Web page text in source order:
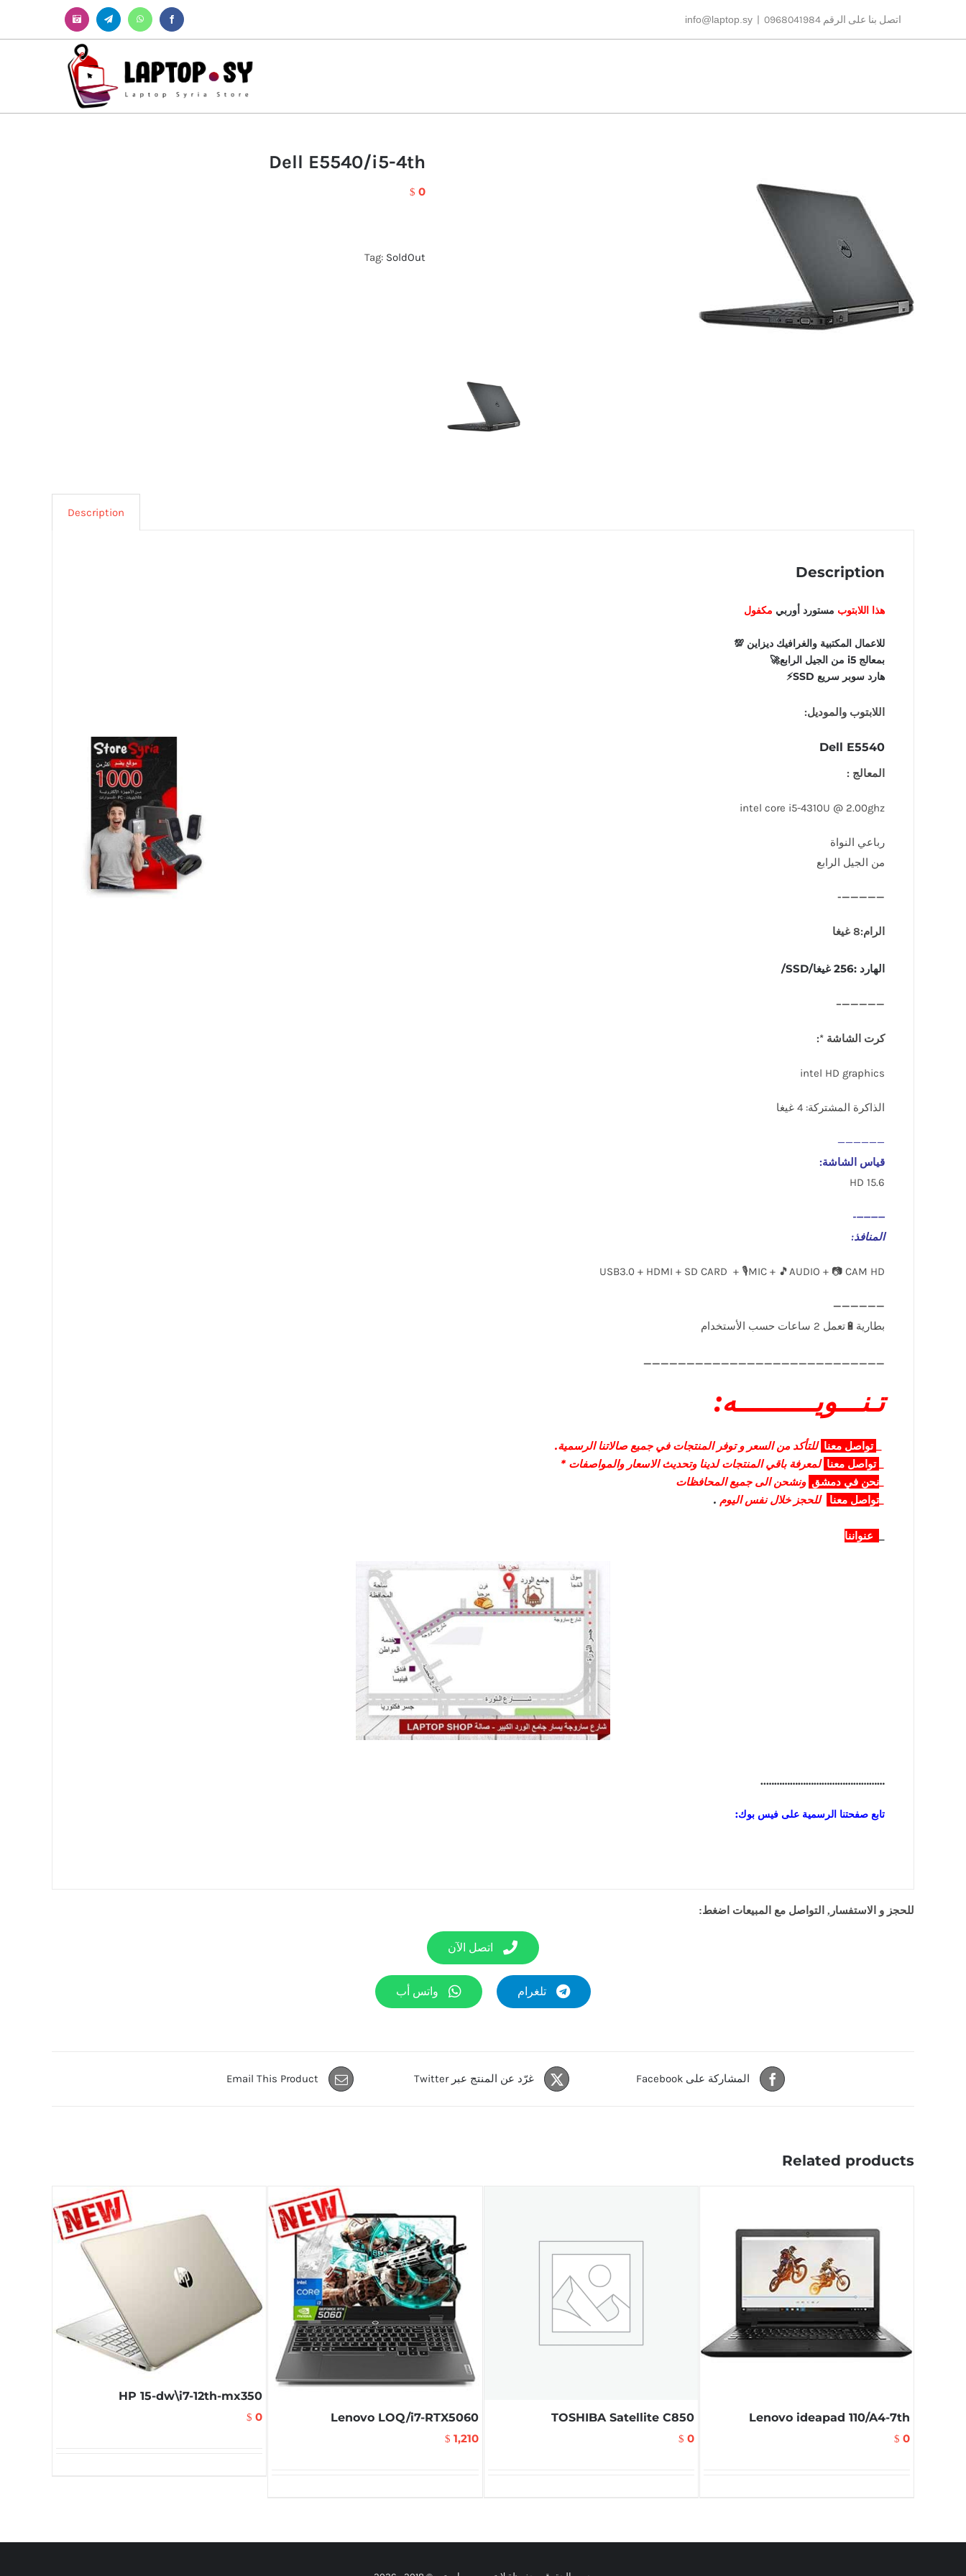
اتصل بنا على الرقم 0968041984 |
info@laptop.sy
Facebook
WhatsApp
Telegram
Instagram
Dell E5540/i5-4th
$ 0
Tag: SoldOut
Description
Description
هذا اللابتوب مستورد أوربي مكفول
للاعمال المكتبية والغرافيك ديزاين 💯
بمعالج i5 من الجيل الرابع🚀
هارد سوبر سريع SSD⚡️
اللابتوب والموديل:
Dell E5540
المعالج :
intel core i5-4310U @ 2.00ghz
رباعي النواة
من الجيل الرابع
—————-
الرام:8 غيغا
الهارد :256 غيغا/SSD/
—————–
كرت الشاشة *:
intel HD graphics
الذاكرة المشتركة: 4 غيغا
——————
قياس الشاشة:
15.6 HD
————-
المنافذ:
USB3.0 + HDMI + SD CARD + 🎙️MIC + 🎵AUDIO + 📷 CAM HD
____________________________
تـنـــويــــــــــه:
تواصل معنا للتأكد من السعر و توفر المنتجات في جميع صالاتنا الرسمية.
تواصل معنا لمعرفة باقي المنتجات لدينا وتحديث الاسعار والمواصفات *
نحن في دمشق ونشحن الى جميع المحافظات
تواصل معنا للحجز خلال نفس اليوم .
عنواننا
………………………………………..
تابع صفحتنا الرسمية على فيس بوك:
للحجز و الاستفسار, التواصل مع المبيعات اضغط:
اتصل الآن
تلغرام واتس أب
المشاركة على Facebook غرّد عن المنتج عبر Twitter Email This Product
Related products
Lenovo ideapad 110/A4-7th
$ 0
TOSHIBA Satellite C850
$ 0
Lenovo LOQ/i7-RTX5060
$ 1,210
HP 15-dw\i7-12th-mx350
$ 0